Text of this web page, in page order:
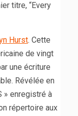
titre, “Every
Hurst. Cette
de vingt
une écriture
Révélée en
» enregistré à
répertoire aux